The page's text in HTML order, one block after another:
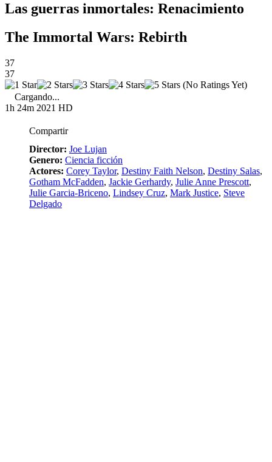
Las guerras inmortales: Renacimiento
The Immortal Wars: Rebirth
37
37
(No Ratings Yet)
Cargando...
1h 24m 2021 HD
Compartir
Director: Joe Lujan
Genero: Ciencia ficción
Actores: Corey Taylor, Destiny Faith Nelson, Destiny Salas,
Gotham McFadden, Jackie Gerhardy, Julie Anne Prescott,
Julie Garcia-Briceno, Lindsey Cruz, Mark Justice, Steve
Delgado